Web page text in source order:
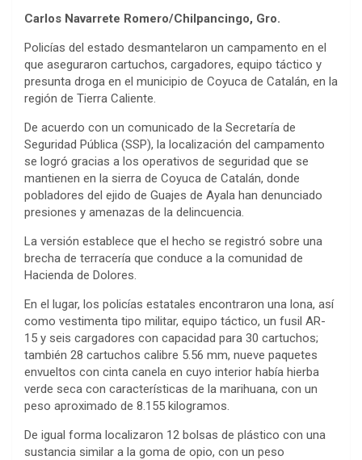
Carlos Navarrete Romero/Chilpancingo, Gro.
Policías del estado desmantelaron un campamento en el
que aseguraron cartuchos, cargadores, equipo táctico y
presunta droga en el municipio de Coyuca de Catalán, en la
región de Tierra Caliente.
De acuerdo con un comunicado de la Secretaría de
Seguridad Pública (SSP), la localización del campamento
se logró gracias a los operativos de seguridad que se
mantienen en la sierra de Coyuca de Catalán, donde
pobladores del ejido de Guajes de Ayala han denunciado
presiones y amenazas de la delincuencia.
La versión establece que el hecho se registró sobre una
brecha de terracería que conduce a la comunidad de
Hacienda de Dolores.
En el lugar, los policías estatales encontraron una lona, así
como vestimenta tipo militar, equipo táctico, un fusil AR-
15 y seis cargadores con capacidad para 30 cartuchos;
también 28 cartuchos calibre 5.56 mm, nueve paquetes
envueltos con cinta canela en cuyo interior había hierba
verde seca con características de la marihuana, con un
peso aproximado de 8.155 kilogramos.
De igual forma localizaron 12 bolsas de plástico con una
sustancia similar a la goma de opio, con un peso